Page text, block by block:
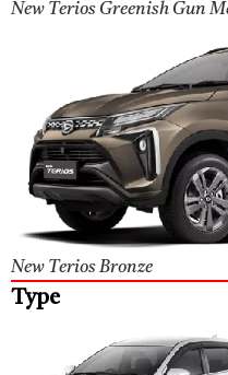
New Terios Greenish Gun
New Terios Bronze
Type